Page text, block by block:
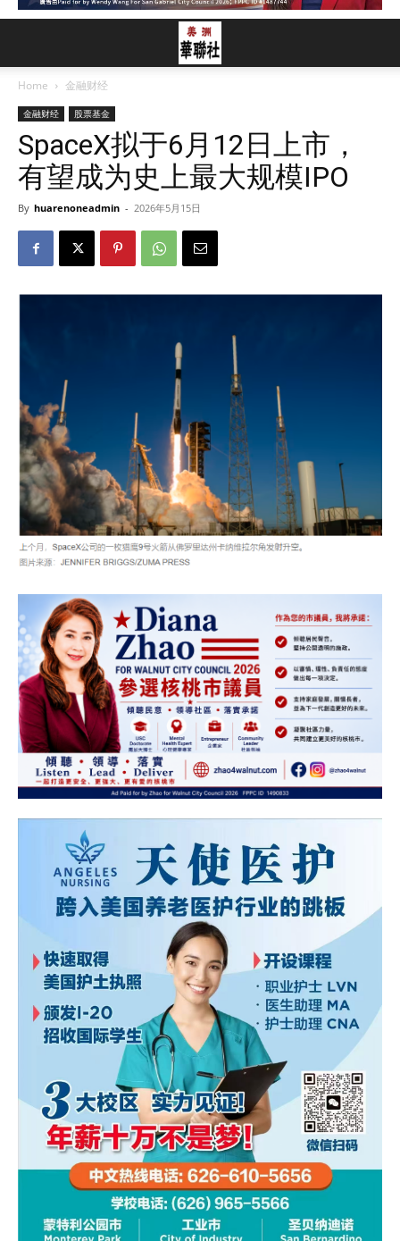
Home 金融财经
金融财经 股票基金
SpaceX拟于6月12日上市，
有望成为史上最大规模IPO
By huarenoneadmin - 2026年5月15日